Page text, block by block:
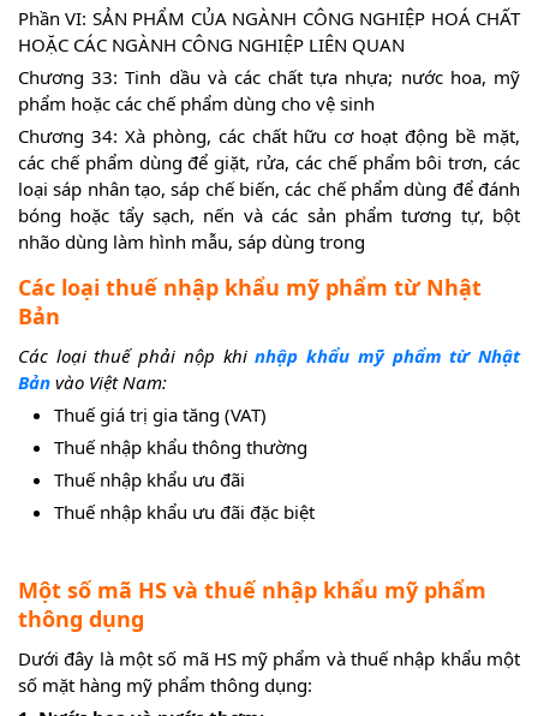
Phần VI: SẢN PHẨM CỦA NGÀNH CÔNG NGHIỆP HOÁ CHẤT
HOẶC CÁC NGÀNH CÔNG NGHIỆP LIÊN QUAN
Chương 33: Tinh dầu và các chất tựa nhựa; nước hoa, mỹ
phẩm hoặc các chế phẩm dùng cho vệ sinh
Chương 34: Xà phòng, các chất hữu cơ hoạt động bề mặt,
các chế phẩm dùng để giặt, rửa, các chế phẩm bôi trơn, các
loại sáp nhân tạo, sáp chế biến, các chế phẩm dùng để đánh
bóng hoặc tẩy sạch, nến và các sản phẩm tương tự, bột
nhão dùng làm hình mẫu, sáp dùng trong
Các loại thuế nhập khẩu mỹ phẩm từ Nhật
Bản
Các loại thuế phải nộp khinhập khẩu mỹ phẩm từ Nhật
Bản vào Việt Nam:
Thuế giá trị gia tăng (VAT)
Thuế nhập khẩu thông thường
Thuế nhập khẩu ưu đãi
Thuế nhập khẩu ưu đãi đặc biệt
Một số mã HS và thuế nhập khẩu mỹ phẩm
thông dụng
Dưới đây là một số mã HS mỹ phẩm và thuế nhập khẩu một
số mặt hàng mỹ phẩm thông dụng: